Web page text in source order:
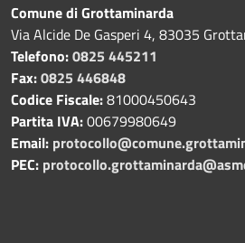
Comune di Grottaminarda
Via Alcide De Gasperi 4, 83035
Telefono:0825 445211
Fax:0825 446848
Codice Fiscale:81000450643
Partita IVA:00679980649
Email:
PEC: